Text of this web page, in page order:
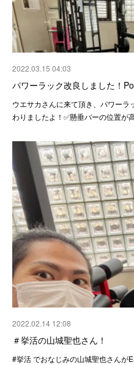
2022.03.15 04:03
パワーラック改良しました！
ウエサカさんに来て頂き、パワー
わりましたよ！✅懸垂バーの位置
2022.02.14 12:08
＃挙活の山城聖也さん！
#挙活 でおなじみの山城聖也さんが